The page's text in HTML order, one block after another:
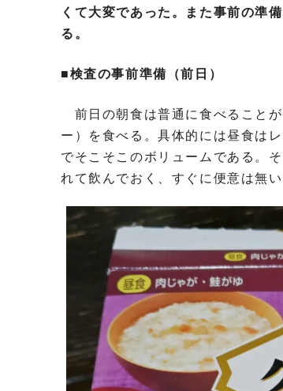
くて大変であった。また事前の準
る。
■検査の事前準備（前日）
前日の朝食は普通に食べること
ー）を食べる。具体的には昼食は
でそこそこのボリュームである。
れて飲んでおく、すぐに便意は無